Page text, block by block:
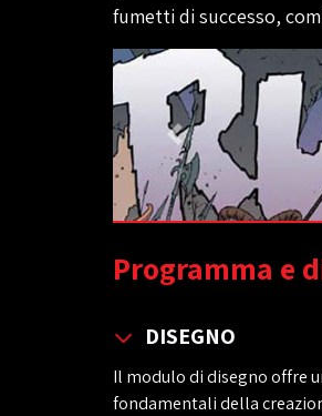
fumetti di successo,
Programma e
DISEGNO
Il modulo di disegno offre
fondamentali della